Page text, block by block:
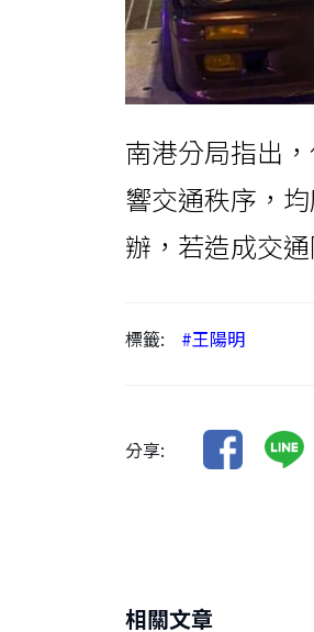
南港分局指出
響交通秩序，
辦，若造成交
標籤: #王陽明
分享:
相關文章